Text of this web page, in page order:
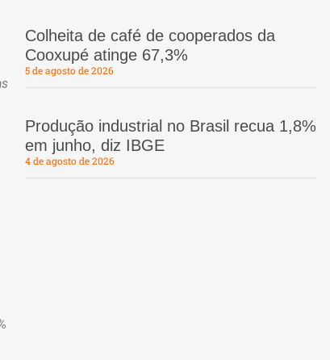
Colheita de café de cooperados da
Cooxupé atinge 67,3%
5 de agosto de 2026
Produção industrial no Brasil recua 1,8%
em junho, diz IBGE
4 de agosto de 2026